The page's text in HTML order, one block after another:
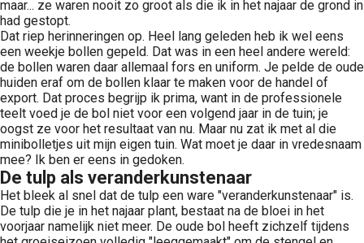
maar... ze waren nooit zo groot als die ik in het najaar de grond in
had gestopt.
Dat riep herinneringen op. Heel lang geleden heb ik wel eens
een weekje bollen gepeld. Dat was in een heel andere wereld:
de bollen waren daar allemaal fors en uniform. Je pelde de oude
huiden eraf om de bollen klaar te maken voor de handel of
export. Dat proces begrijp ik prima, want in de professionele
teelt voed je de bol niet voor een volgend jaar in de tuin; je
oogst ze voor het resultaat van nu. Maar nu zat ik met al die
minibolletjes uit mijn eigen tuin. Wat moet je daar in vredesnaam
mee? Ik ben er eens in gedoken.
De tulp als veranderkunstenaar
Het bleek al snel dat de tulp een ware "veranderkunstenaar" is.
De tulp die je in het najaar plant, bestaat na de bloei in het
voorjaar namelijk niet meer. De oude bol heeft zichzelf tijdens